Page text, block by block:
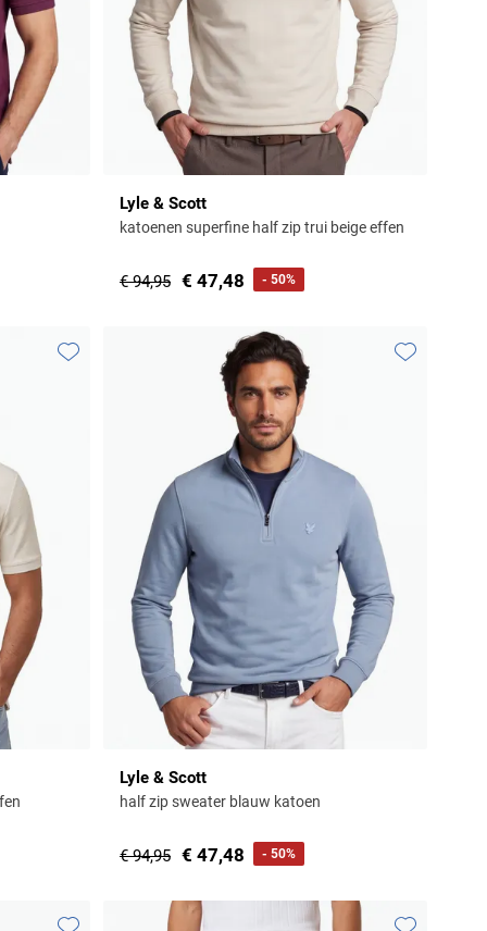
Lyle & Scott
katoenen superfine half zip trui beige effen
€ 94,95 € 47,48 - 50%
Toevoegen aan favorieten
Lyle & Scott
half zip sweater blauw katoen
€ 94,95 € 47,48 - 50%